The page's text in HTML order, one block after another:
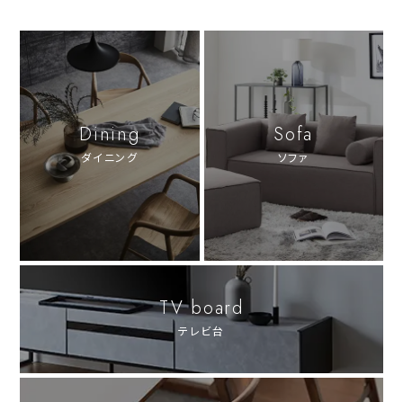
Dining
ダイニング
Sofa
ソファ
TV board
テレビ台